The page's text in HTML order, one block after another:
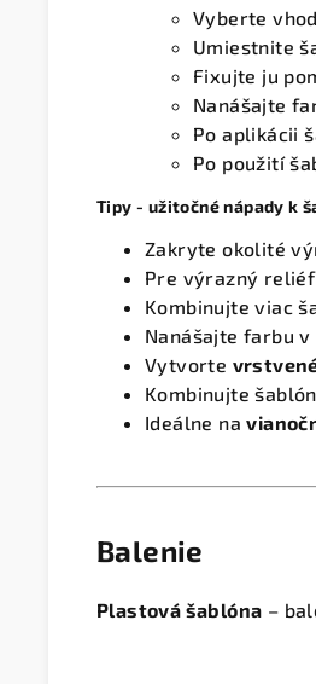
Vyberte
Umiestnite
Fixujte ju
Nanášajte
Po aplikácii
Po použití
Tipy - užitočné nápady k
Zakryte okolité
Pre výrazný
Kombinujte viac
Nanášajte farbu
Vytvorte
Kombinujte
Ideálne na
Balenie
Plastová šablóna –